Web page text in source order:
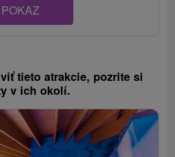
POKAZ
tieto atrakcie, pozrite si
v ich okolí.